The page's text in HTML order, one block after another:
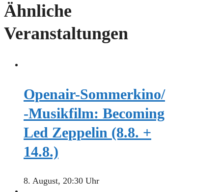
Ähnliche
Veranstaltungen
Openair-Sommerkino/
-Musikfilm: Becoming
Led Zeppelin (8.8. +
14.8.)
8. August, 20:30 Uhr